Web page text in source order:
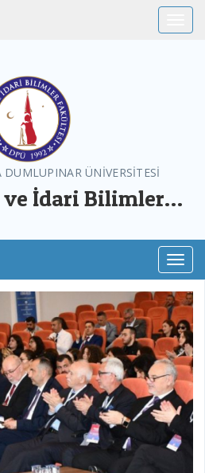
DUMLUPINAR ÜNİVERSİTESİ
İdari Bilimler
Next